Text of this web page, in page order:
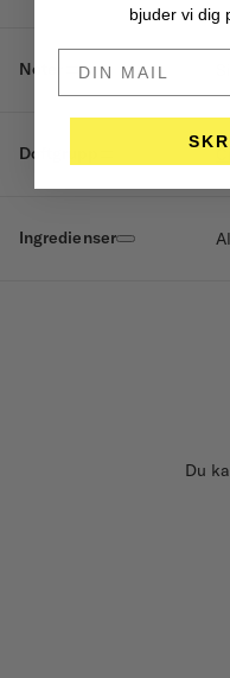
Noter
Doftgrupp
Ingredienser
Du
bjuder vi dig